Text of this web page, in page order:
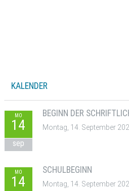
KALENDER
MO
14
sep
BEGINN DER
Montag, 14. September
MO
14
SCHULBEGINN
Montag, 14. September